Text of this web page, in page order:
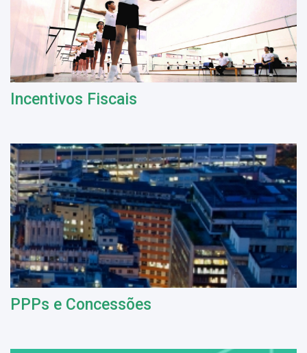
Incentivos Fiscais
PPPs e Concessões